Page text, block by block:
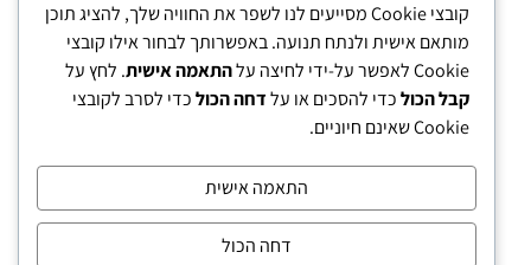
קובצי Cookie מסייעים לנו לשפר את החוויה שלך, להציג תוכן
מותאם אישית ולנתח תנועה. באפשרותך לבחור אילו קובצי
Cookie לאפשר על-ידי לחיצה על
התאמה אישית. לחץ על
קבל הכולכדי להסכים או עלדחה הכולכדי לסרב לקובצי
Cookie שאינם חיוניים.
התאמה אישית
דחה הכול